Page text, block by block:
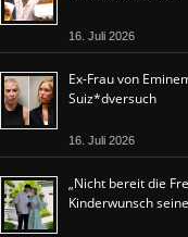
16. Juli 2026
Ex-Frau von
Suiz*dversuch
16. Juli 2026
„Nicht bereit die
Kinderwunsch